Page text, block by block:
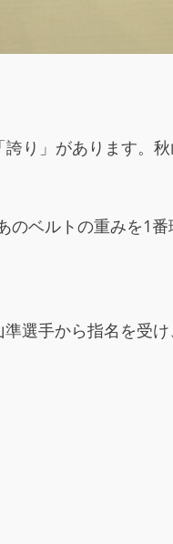
り」があります。
ベルトの重みを1
選手から指名を受け